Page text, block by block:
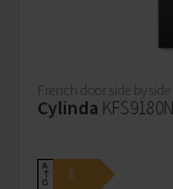
French door side by side
Cylinda
A
↑
G
E